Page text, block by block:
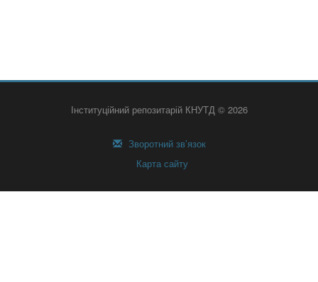
Інституційний репозитарій КНУТД © 2026
Зворотний зв’язок
Карта сайту